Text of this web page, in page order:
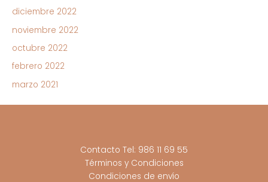
diciembre 2022
noviembre 2022
octubre 2022
febrero 2022
marzo 2021
Contacto Tel: 986 11 69 55
Términos y Condiciones
Condiciones de envío